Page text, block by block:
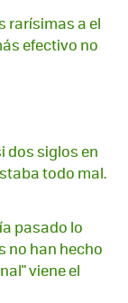
rarísimas a el
efectivo no
dos siglos en
todo mal.
pasado lo
no han hecho
viene el